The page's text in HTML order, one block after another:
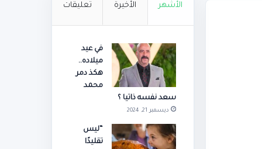
الأشهر الأخيرة تعليقات
في عيد
ميلاده..
هكذ دمر
محمد
سعد نفسه ذاتيا ؟
ديسمبر 21, 2024
“ليس
تقليدًا